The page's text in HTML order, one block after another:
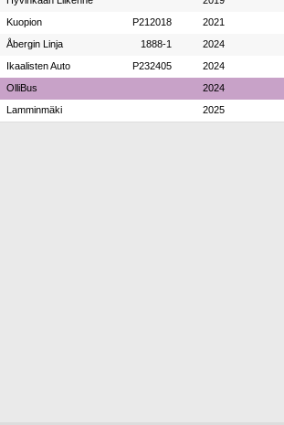
Kuopion P212018 2021
Åbergin Linja 1888-1 2024
Ikaalisten Auto P232405 2024
OlliBus 2024
Lamminmäki 2025